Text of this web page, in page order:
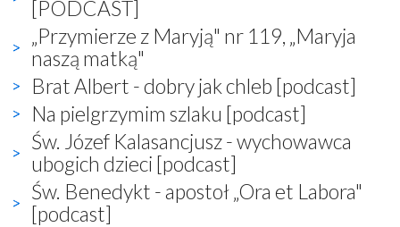
[PODCAST]
„Przymierze z Maryją" nr 119, „Maryja
naszą matką"
Brat Albert - dobry jak chleb [podcast]
Na pielgrzymim szlaku [podcast]
Św. Józef Kalasancjusz - wychowawca
ubogich dzieci [podcast]
Św. Benedykt - apostoł „Ora et Labora"
[podcast]